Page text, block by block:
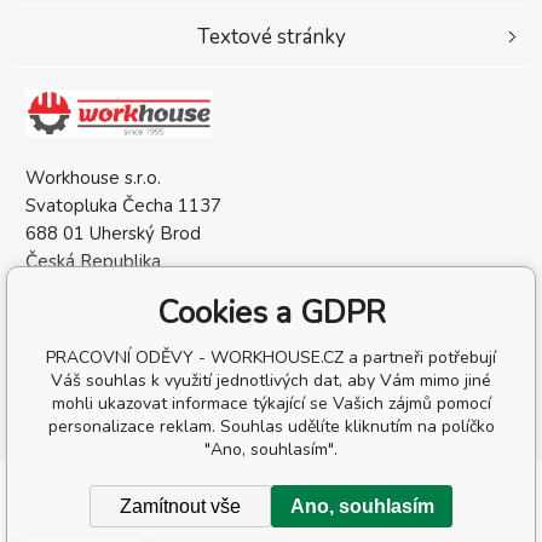
elastickou vinylovou (hladká) či flockovou (imitace
semiše) fólii, kdy po vyřezání a separaci nežádoucího
termolisu na vybraný textil. Tuto technologii nelze
aplikovat na pogumované a fleece oděvy. Nevýhodou je
nebo tenké kontury.
Workhouse s.r.o.
Svatopluka Čecha 1137
688 01 Uherský Brod
Česká Republika
DIČ: CZ05568137
Textové stránky
Copyright © 2026 Workhouse s.r.o.
Všechna práva vyhrazena.
Cookies a GDPR
PRACOVNÍ ODĚVY - WORKHOUSE.CZ a partneři potřebují
Váš souhlas k využití jednotlivých dat, aby Vám mimo jiné
mohli ukazovat informace týkající se Vašich zájmů pomocí
personalizace reklam. Souhlas udělíte kliknutím na políčko
"Ano, souhlasím".
Zamítnout vše Ano, souhlasím